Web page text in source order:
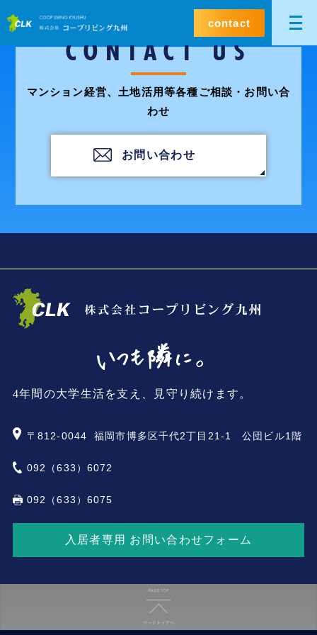
contact
CONTACT US
マンション経営、土地活用等各種ご相談・お問い合
わせ
お問い合わせ
4年間の大学生活を支え、見守り続けます。
〒812-0044 福岡市博多区千代2丁目21-1 公団ビル1階
092（633）6072
092（633）6075
入居者専用 お問い合わせフォーム